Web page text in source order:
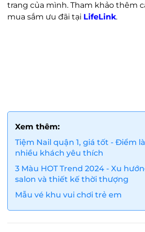
trang của mình. Tham khảo thêm
mua sắm ưu đãi tại LifeLink.
Xem thêm:
Tiệm Nail quận 1, giá tốt - Điểm
nhiều khách yêu thích
3 Màu HOT Trend 2024 - Xu
salon và thiết kế thời thượng
Mẫu vé khu vui chơi trẻ em